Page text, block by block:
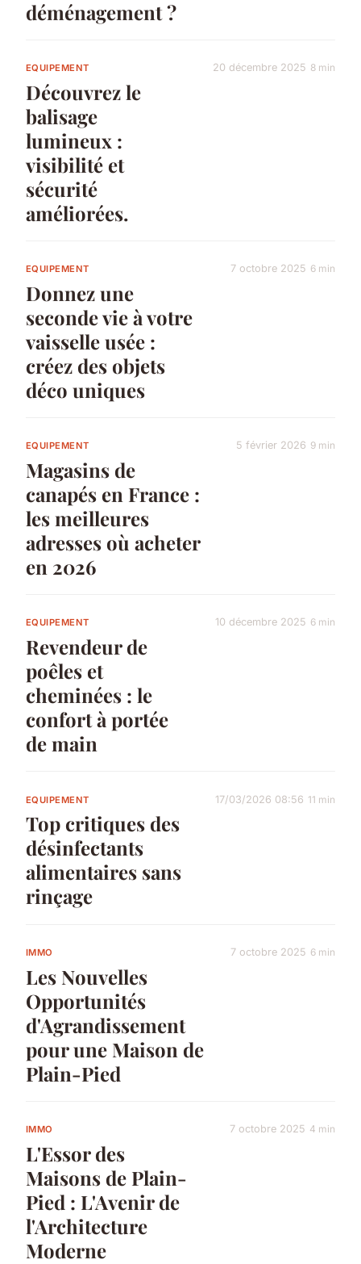
déménagement ?
EQUIPEMENT
Découvrez le
balisage
lumineux :
visibilité et
sécurité
améliorées.
20 décembre 2025 8 min
EQUIPEMENT
Donnez une
seconde vie à votre
vaisselle usée :
créez des objets
déco uniques
7 octobre 2025 6 min
EQUIPEMENT
Magasins de
canapés en France :
les meilleures
adresses où acheter
en 2026
5 février 2026 9 min
EQUIPEMENT
Revendeur de
poêles et
cheminées : le
confort à portée
de main
10 décembre 2025 6 min
EQUIPEMENT
Top critiques des
désinfectants
alimentaires sans
rinçage
17/03/2026 08:56 11 min
IMMO
Les Nouvelles
Opportunités
d'Agrandissement
pour une Maison de
Plain-Pied
7 octobre 2025 6 min
IMMO
L'Essor des
Maisons de Plain-
Pied : L'Avenir de
l'Architecture
Moderne
7 octobre 2025 4 min